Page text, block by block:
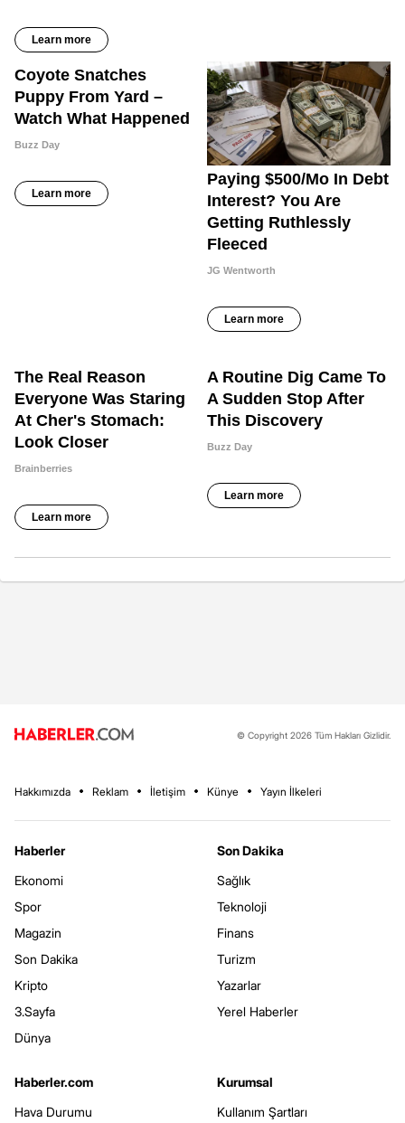
© Copyright 2026 Tüm Hakları Gizlidir.
Hakkımızda Reklam İletişim Künye Yayın İlkeleri
Haberler
Ekonomi
Spor
Magazin
Son Dakika
Kripto
3.Sayfa
Dünya
Son Dakika
Sağlık
Teknoloji
Finans
Turizm
Yazarlar
Yerel Haberler
Haberler.com
Hava Durumu
Kurumsal
Kullanım Şartları